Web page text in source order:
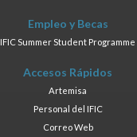
Empleo y Becas
IFIC Summer Student Programme
Accesos Rápidos
Artemisa
Personal del IFIC
Correo Web